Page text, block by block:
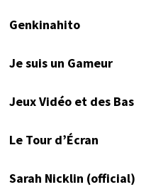
Genkinahito
Je suis un Gameur
Jeux Vidéo et des Bas
Le Tour d’Écran
Sarah Nicklin (official)